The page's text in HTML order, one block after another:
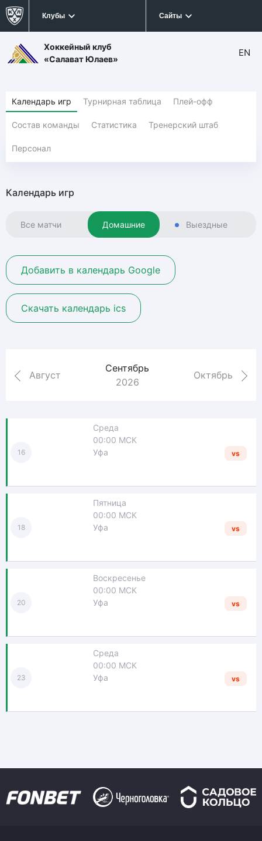
Клубы Сайты
Хоккейный клуб
«Салават Юлаев»
EN
Календарь игр Турнирная таблица Плей-офф
Состав команды Статистика Тренерский штаб
Персонал
Календарь игр
Все матчи Домашние Выездные
Добавить в календарь Google
Скачать календарь ics
Август
Сентябрь
2026
Октябрь
16
Среда
00:00 МСК
Уфа
vs
18
Пятница
00:00 МСК
Уфа
vs
20
Воскресенье
00:00 МСК
Уфа
vs
23
Среда
00:00 МСК
Уфа
vs